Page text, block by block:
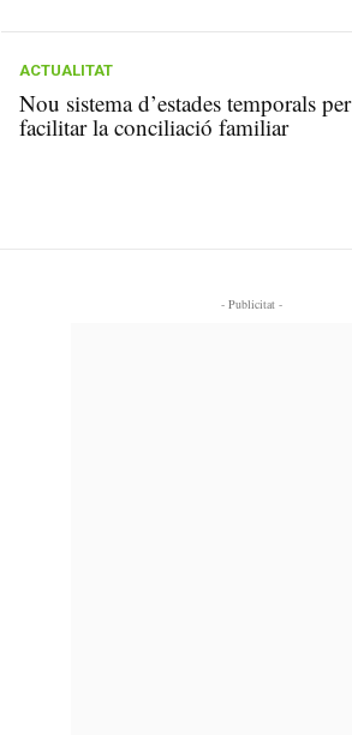
ACTUALITAT
Nou sistema d’estades temporals per
facilitar la conciliació familiar
- Publicitat -